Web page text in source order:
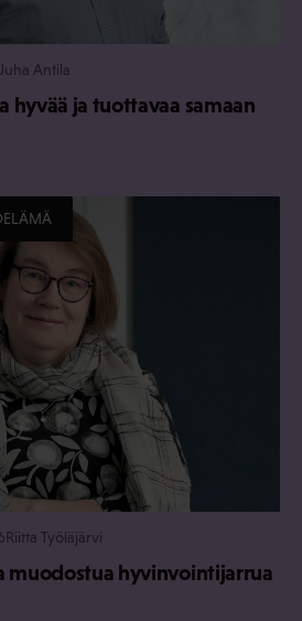
Juha Antila
hyvää ja tuottavaa samaan
Riitta Työläjärvi
muodostua hyvinvointijarrua